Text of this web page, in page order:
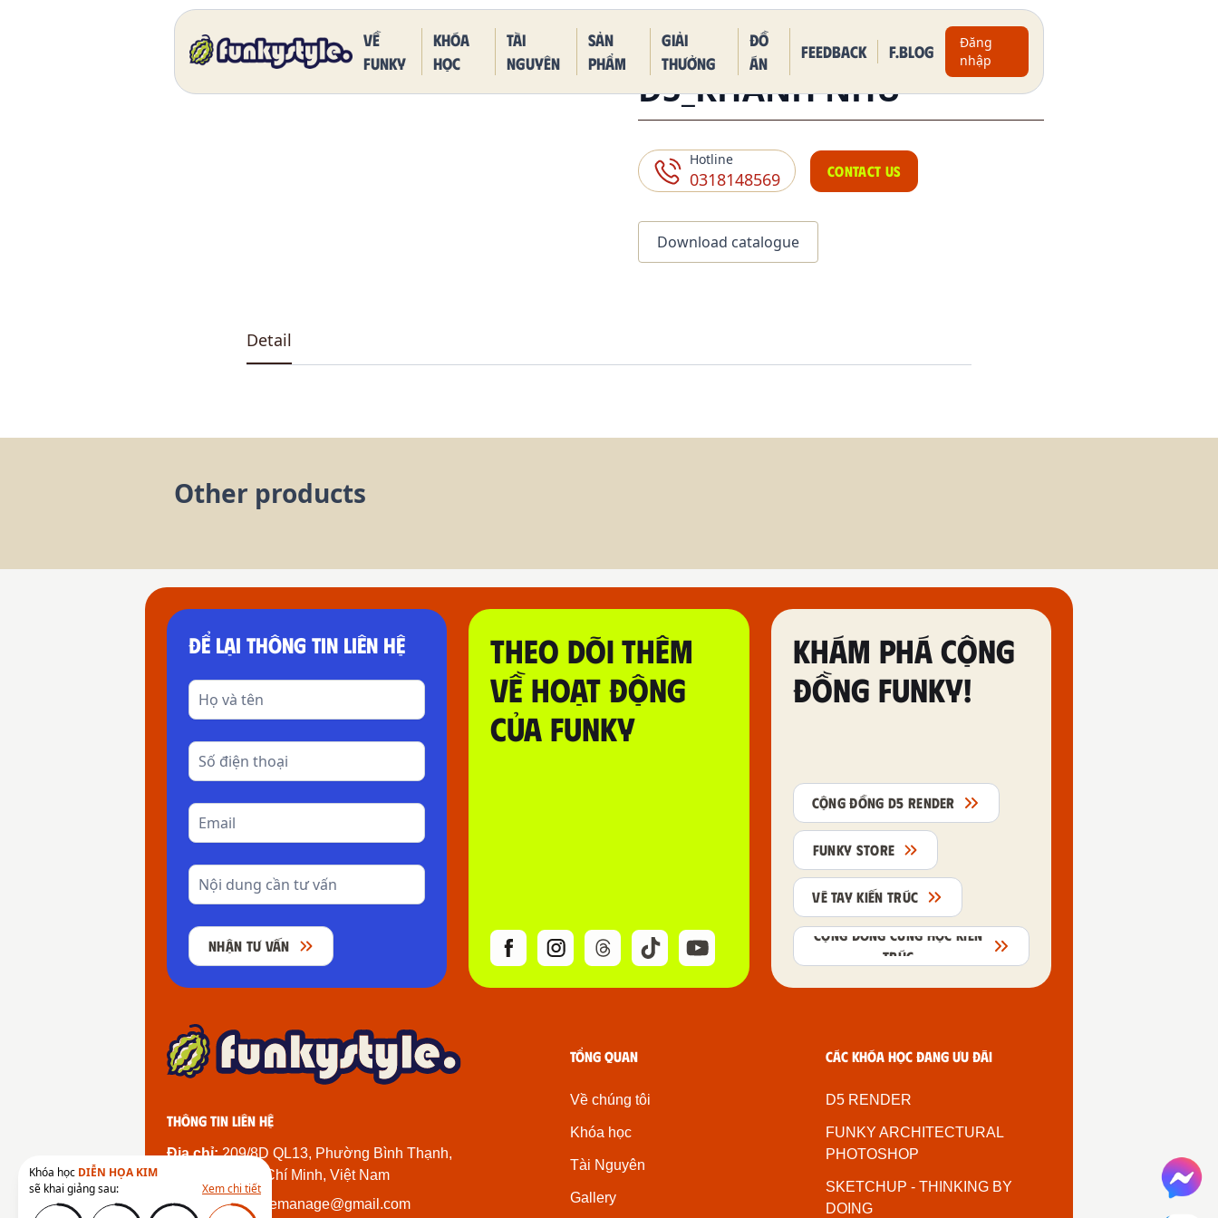
Khóa học DIỄN HỌA KIM
sẽ khai giảng sau:
Xem chi tiết
Về
funky
Khóa
học
Tài
nguyên
Sản
phẩm
Giải
thưởng
Đồ
án
Feedback F.BLOG
Đăng
nhập
Home Our Products DK 5011 One Piece Kaido Blue Dragon Form
D5_KHÁNH NHƯ
Hotline
0318148569 CONTACT US
Download catalogue
Detail
Other products
ĐỂ LẠI THÔNG TIN LIÊN HỆ
NHẬN TƯ VẤN
THEO DÕI THÊM
VỀ HOẠT ĐỘNG
CỦA FUNKY
KHÁM PHÁ CỘNG
ĐỒNG FUNKY!
CỘNG ĐỒNG D5 RENDER
FUNKY STORE
VẼ TAY KIẾN TRÚC
CỘNG ĐỒNG CÙNG HỌC KIẾN
TRÚC
Thông tin liên hệ
Địa chỉ:209/8D QL13, Phường Bình Thạnh,
Thành Phố Hồ Chí Minh, Việt Nam
Email:
funkystylemanage@gmail.com
Tổng quan
Về chúng tôi
Khóa học
Tài Nguyên
Gallery
Các khóa học đang ưu đãi
D5 RENDER
FUNKY ARCHITECTURAL
PHOTOSHOP
SKETCHUP - THINKING BY
DOING